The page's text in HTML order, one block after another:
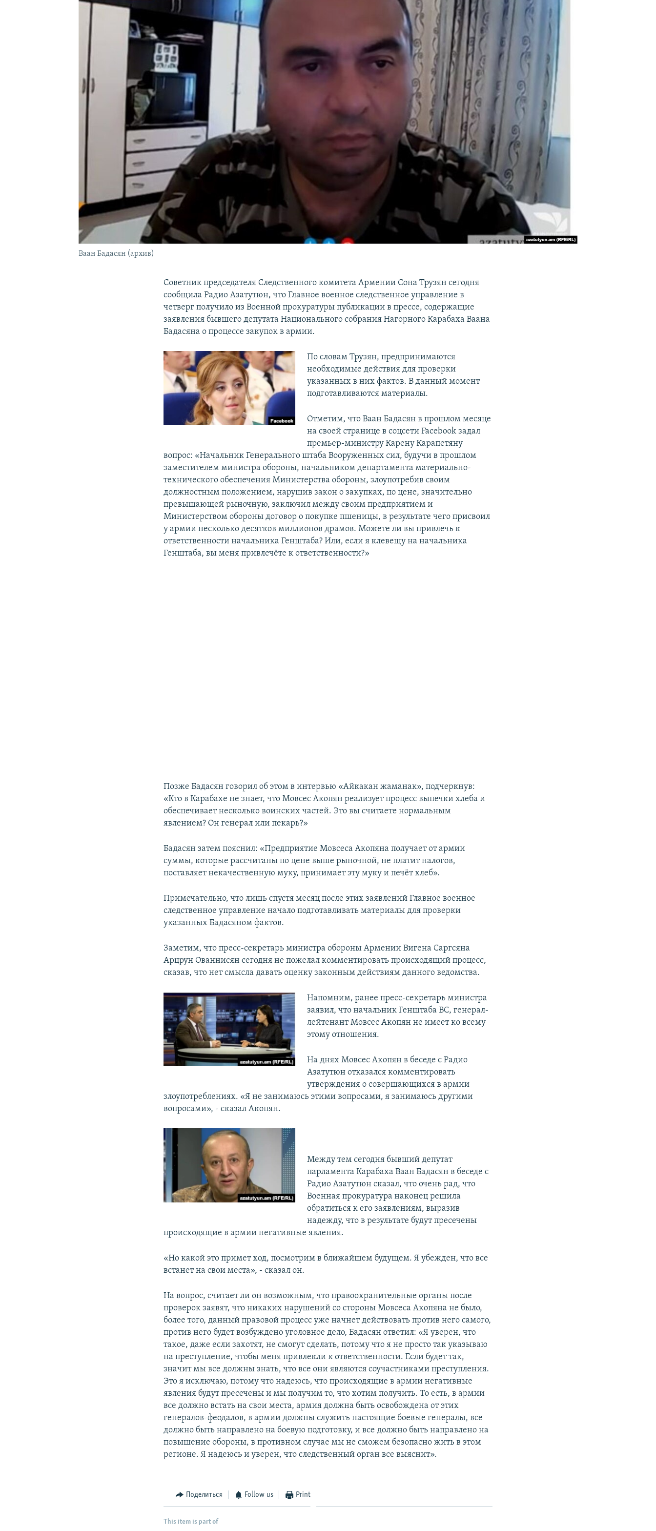
Ваан Бадасян (архив)
Советник председателя Следственного комитета Армении Сона Трузян сегодня
сообщила Радио Азатутюн, что Главное военное следственное управление в
четверг получило из Военной прокуратуры публикации в прессе, содержащие
заявления бывшего депутата Национального собрания Нагорного Карабаха Ваана
Бадасяна о процессе закупок в армии.
По словам Трузян, предпринимаются
необходимые действия для проверки
указанных в них фактов. В данный момент
подготавливаются материалы.
Отметим, что Ваан Бадасян в прошлом месяце
на своей странице в соцсети Facebook задал
премьер-министру Карену Карапетяну
вопрос: «Начальник Генерального штаба Вооруженных сил, будучи в прошлом
заместителем министра обороны, начальником департамента материально-
технического обеспечения Министерства обороны, злоупотребив своим
должностным положением, нарушив закон о закупках, по цене, значительно
превышающей рыночную, заключил между своим предприятием и
Министерством обороны договор о покупке пшеницы, в результате чего присвоил
у армии несколько десятков миллионов драмов. Можете ли вы привлечь к
ответственности начальника Генштаба? Или, если я клевещу на начальника
Генштаба, вы меня привлечёте к ответственности?»
Позже Бадасян говорил об этом в интервью «Айкакан жаманак», подчеркнув:
«Кто в Карабахе не знает, что Мовсес Акопян реализует процесс выпечки хлеба и
обеспечивает несколько воинских частей. Это вы считаете нормальным
явлением? Он генерал или пекарь?»
Бадасян затем пояснил: «Предприятие Мовсеса Акопяна получает от армии
суммы, которые рассчитаны по цене выше рыночной, не платит налогов,
поставляет некачественную муку, принимает эту муку и печёт хлеб».
Примечательно, что лишь спустя месяц после этих заявлений Главное военное
следственное управление начало подготавливать материалы для проверки
указанных Бадасяном фактов.
Заметим, что пресс-секретарь министра обороны Армении Вигена Саргсяна
Арцрун Ованнисян сегодня не пожелал комментировать происходящий процесс,
сказав, что нет смысла давать оценку законным действиям данного ведомства.
Напомним, ранее пресс-секретарь министра
заявил, что начальник Генштаба ВС, генерал-
лейтенант Мовсес Акопян не имеет ко всему
этому отношения.
На днях Мовсес Акопян в беседе с Радио
Азатутюн отказался комментировать
утверждения о совершающихся в армии
злоупотреблениях. «Я не занимаюсь этими вопросами, я занимаюсь другими
вопросами», - сказал Акопян.
Между тем сегодня бывший депутат
парламента Карабаха Ваан Бадасян в беседе с
Радио Азатутюн сказал, что очень рад, что
Военная прокуратура наконец решила
обратиться к его заявлениям, выразив
надежду, что в результате будут пресечены
происходящие в армии негативные явления.
«Но какой это примет ход, посмотрим в ближайшем будущем. Я убежден, что все
встанет на свои места», - сказал он.
На вопрос, считает ли он возможным, что правоохранительные органы после
проверок заявят, что никаких нарушений со стороны Мовсеса Акопяна не было,
более того, данный правовой процесс уже начнет действовать против него самого,
против него будет возбуждено уголовное дело, Бадасян ответил: «Я уверен, что
такое, даже если захотят, не смогут сделать, потому что я не просто так указываю
на преступление, чтобы меня привлекли к ответственности. Если будет так,
значит мы все должны знать, что все они являются соучастниками преступления.
Это я исключаю, потому что надеюсь, что происходящие в армии негативные
явления будут пресечены и мы получим то, что хотим получить. То есть, в армии
все должно встать на свои места, армия должна быть освобождена от этих
генералов-феодалов, в армии должны служить настоящие боевые генералы, все
должно быть направлено на боевую подготовку, и все должно быть направлено на
повышение обороны, в противном случае мы не сможем безопасно жить в этом
регионе. Я надеюсь и уверен, что следственный орган все выяснит».
Поделиться Follow us Print
This item is part of